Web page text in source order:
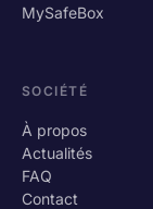
MySafeBox
SOCIÉTÉ
À propos
Actualités
FAQ
Contact